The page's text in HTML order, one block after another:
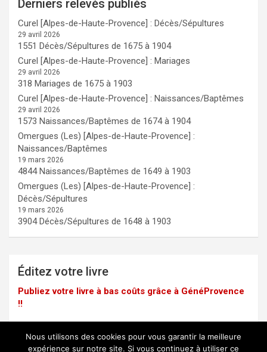
Derniers relevés publiés
Curel [Alpes-de-Haute-Provence] : Décès/Sépultures
29 avril 2026
1551 Décès/Sépultures de 1675 à 1904
Curel [Alpes-de-Haute-Provence] : Mariages
29 avril 2026
318 Mariages de 1675 à 1903
Curel [Alpes-de-Haute-Provence] : Naissances/Baptêmes
29 avril 2026
1573 Naissances/Baptêmes de 1674 à 1904
Omergues (Les) [Alpes-de-Haute-Provence] :
Naissances/Baptêmes
19 mars 2026
4844 Naissances/Baptêmes de 1649 à 1903
Omergues (Les) [Alpes-de-Haute-Provence] :
Décès/Sépultures
19 mars 2026
3904 Décès/Sépultures de 1648 à 1903
Éditez votre livre
Publiez votre livre à bas coûts grâce à GénéProvence
!!
Nous utilisons des cookies pour vous garantir la meilleure
expérience sur notre site. Si vous continuez à utiliser ce